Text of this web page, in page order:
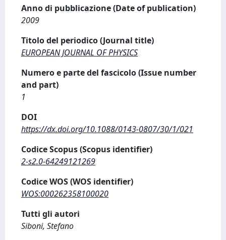
Anno di pubblicazione (Date of publication)
2009
Titolo del periodico (Journal title)
EUROPEAN JOURNAL OF PHYSICS
Numero e parte del fascicolo (Issue number
and part)
1
DOI
https://dx.doi.org/10.1088/0143-0807/30/1/021
Codice Scopus (Scopus identifier)
2-s2.0-64249121269
Codice WOS (WOS identifier)
WOS:000262358100020
Tutti gli autori
Siboni, Stefano